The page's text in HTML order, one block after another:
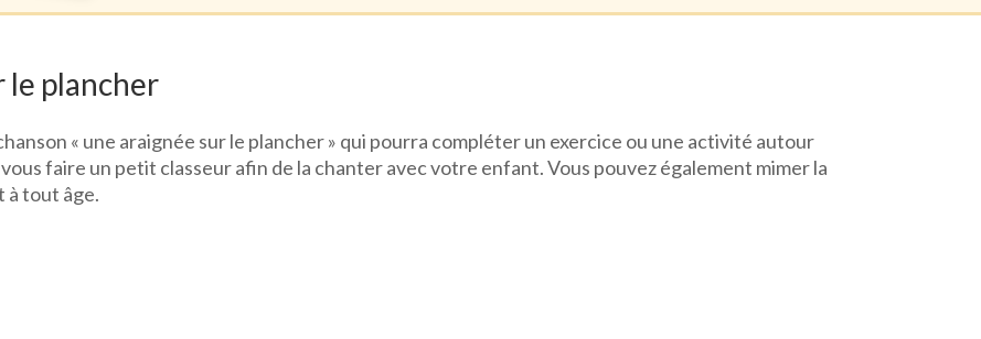
le plancher
« une araignée sur le plancher » qui pourra compléter un exercice ou une activité autour
faire un petit classeur afin de la chanter avec votre enfant. Vous pouvez également mimer la
à tout âge.